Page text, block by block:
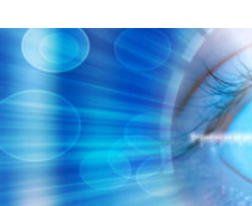
to
contentvinivida.lk